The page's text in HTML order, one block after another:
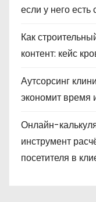
если у него есть
Как
контент: кейс
Аутсорсинг
экономит время
Онлайн-
инструмент
посетителя в